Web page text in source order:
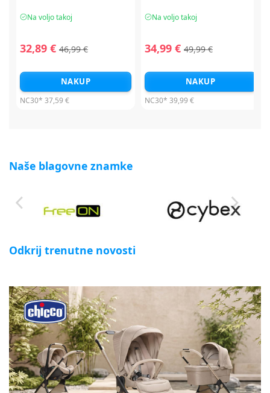
Na voljo takoj
32,89 € 46,99 €
NAKUP
NC30* 37,59 €
Na voljo takoj
34,99 € 49,99 €
NAKUP
NC30* 39,99 €
Naše blagovne znamke
Odkrij trenutne novosti